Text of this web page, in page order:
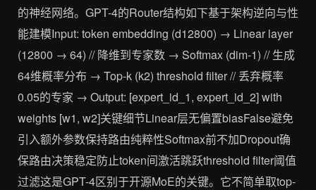
的神经网络。GPT-4的Router结构如下基于架构逆向与性
能建模Input: token embedding (d12800) → Linear layer
(12800 → 64) // 降维到专家数 → Softmax (dim-1) // 生成
64维概率分布 → Top-k (k2) threshold filter // 丢弃概率
0.05的专家 → Output: [expert_id_1, expert_id_2] with
weights [w1, w2]关键细节Linear层无偏置biasFalse避免
引入额外参数保持路由纯粹性Softmax前不加Dropout确
保路由决策稳定防止token间激活跳跃threshold filter阈值
过滤这是GPT-4区别于开源MoE的关键。它不简单取top-